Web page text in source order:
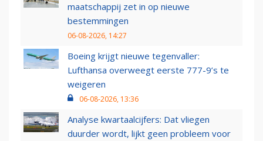
maatschappij zet in op nieuwe
bestemmingen
06-08-2026, 14:27
Boeing krijgt nieuwe tegenvaller:
Lufthansa overweegt eerste 777-9’s te
weigeren
06-08-2026, 13:36
Analyse kwartaalcijfers: Dat vliegen
duurder wordt, lijkt geen probleem voor